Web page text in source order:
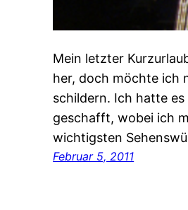
Mein letzter
her, doch möchte ich
schildern. Ich hatte
geschafft, wobei ich
wichtigsten
Februar 5, 2011